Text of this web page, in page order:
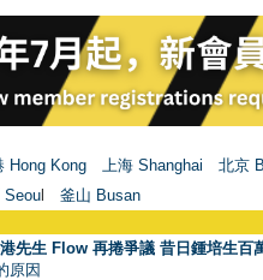
Hong Kong 上海 Shanghai 北京
Seou 釜山 Busan
先生 Flow 再捲爭議 昔日鍾培生百
原因